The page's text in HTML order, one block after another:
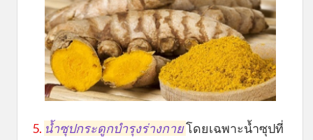
5. น้ำซุปกระดูกบำรุงร่างกายโดยเฉพาะน้ำซุปที่